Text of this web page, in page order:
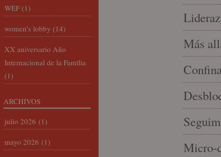
Más
Micro-
WEF (1)
women's lobby (14)
XX aniversario Año
Internacional de la Familia
(1)
ARCHIVOS
julio 2026 (1)
mayo 2026 (1)